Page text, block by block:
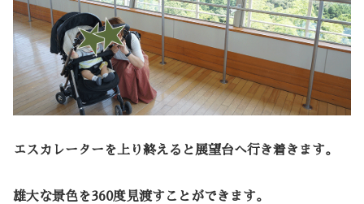
エスカレーターを上り終えると展望台へ行き着きます。
雄大な景色を360度見渡すことができます。